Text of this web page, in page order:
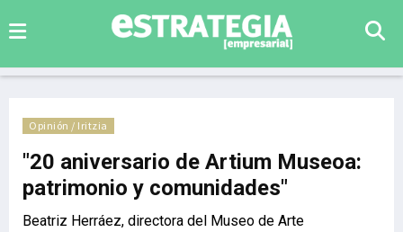
Opinión / Iritzia
"20 aniversario de Artium Museoa:
patrimonio y comunidades"
Beatriz Herráez, directora del Museo de Arte